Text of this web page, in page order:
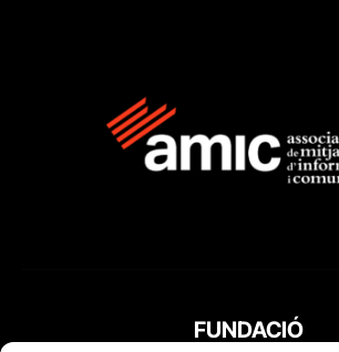
FUNDACIÓ